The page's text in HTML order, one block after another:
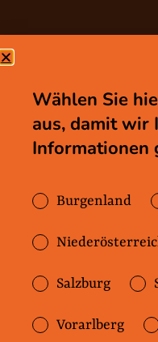
g?
Wohnungssicherung
Gründen ihre
Wählen Sie
aus, damit wir
Informationen
Burgenland
Salzburg
Vorarlberg